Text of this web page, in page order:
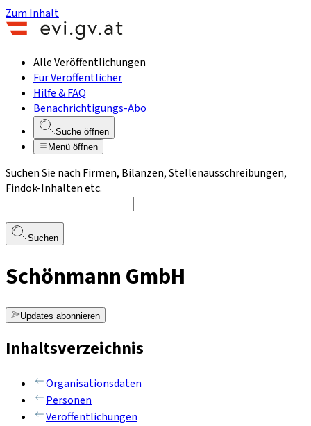
Zum Inhalt
Alle Veröffentlichungen
Für Veröffentlicher
Hilfe & FAQ
Benachrichtigungs-Abo
Suche öffnen
Menü öffnen
Suchen Sie nach Firmen, Bilanzen, Stellenausschreibungen,
Findok-Inhalten etc.
Suchen
Schönmann GmbH
Updates abonnieren
Inhaltsverzeichnis
Organisationsdaten
Personen
Veröffentlichungen